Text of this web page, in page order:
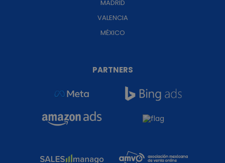
MADRID
VALENCIA
MÉXICO
PARTNERS